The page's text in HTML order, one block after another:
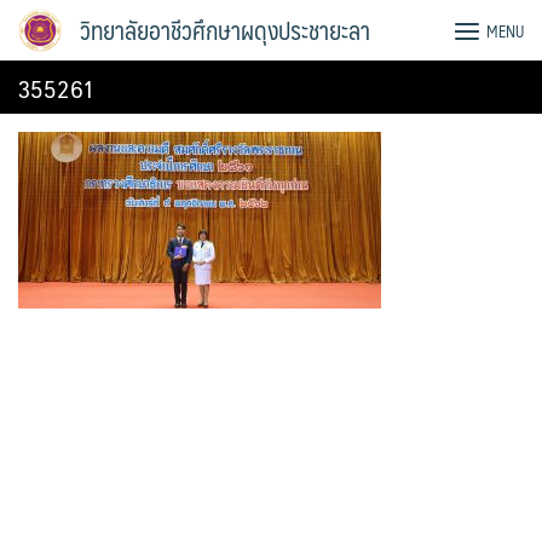
Skip
วิทยาลัยอาชีวศึกษาผดุงประชายะลา MENU
355261